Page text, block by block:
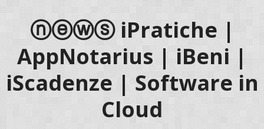
contenuto
principale
laterale
primaria
pagina
ⓝⓔⓦⓢ iPratiche |
AppNotarius | iBeni |
iScadenze | Software in
Cloud